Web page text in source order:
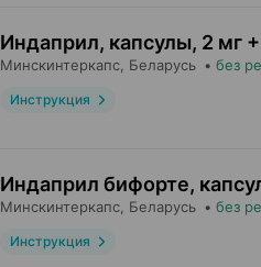
Индаприл, капсулы, 2 мг
Минскинтеркапс , Беларусь • без
Инструкция
Индаприл бифорте,
Минскинтеркапс , Беларусь • без
Инструкция